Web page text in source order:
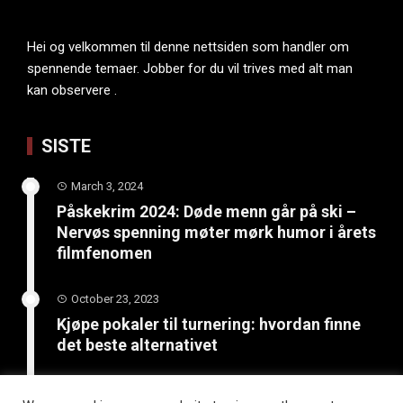
Hei og velkommen til denne nettsiden som handler om
spennende temaer. Jobber for du vil trives med alt man
kan observere .
SISTE
March 3, 2024
Påskekrim 2024: Døde menn går på ski –
Nervøs spenning møter mørk humor i årets
filmfenomen
October 23, 2023
Kjøpe pokaler til turnering: hvordan finne
det beste alternativet